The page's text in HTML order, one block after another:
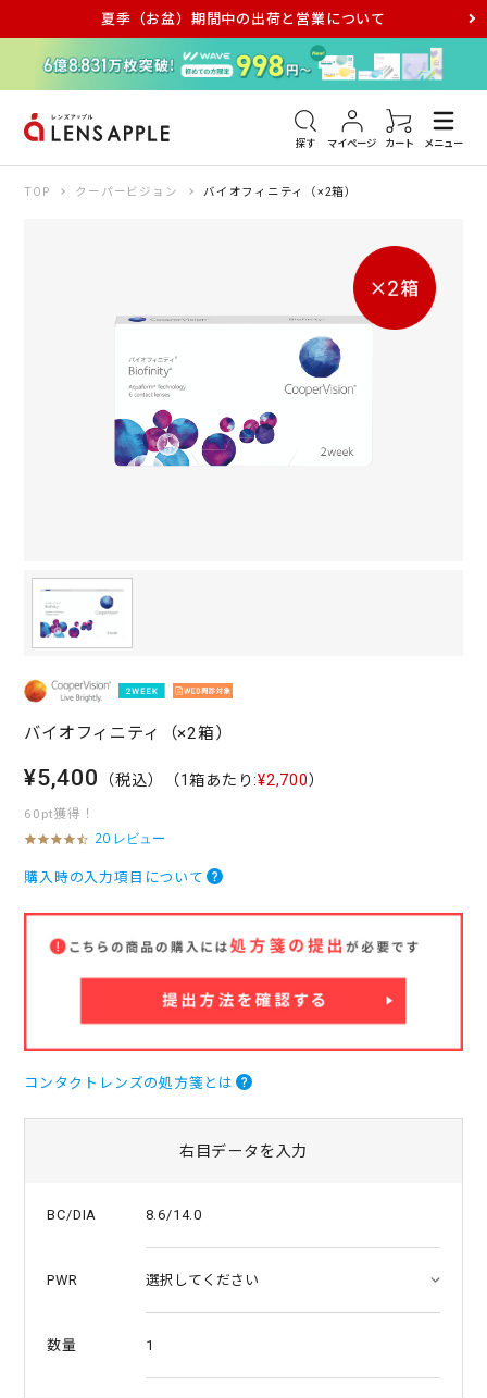
夏季（お盆）期間中の出荷と営業について
探す マイページ カート メニュー
アキュビュー メダリスト メガネ
TOP クーパービジョン バイオフィニティ（×2箱）
バイオフィニティ（×2箱）
¥5,400 （税込） （1箱あたり:¥2,700）
60pt獲得！
4
5
t
r
i
20 レビュー
購入時の入力項目について
コンタクトレンズの処方箋とは
右目データを入力
BC/DIA 8.6/14.0
PWR
数量 1